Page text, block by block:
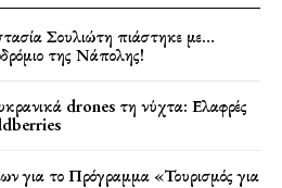
Σουλιώτη πιάστηκε με…
της Νάπολης!
drones τη νύχτα: Ελαφρές
για το Πρόγραμμα «Τουρισμός για